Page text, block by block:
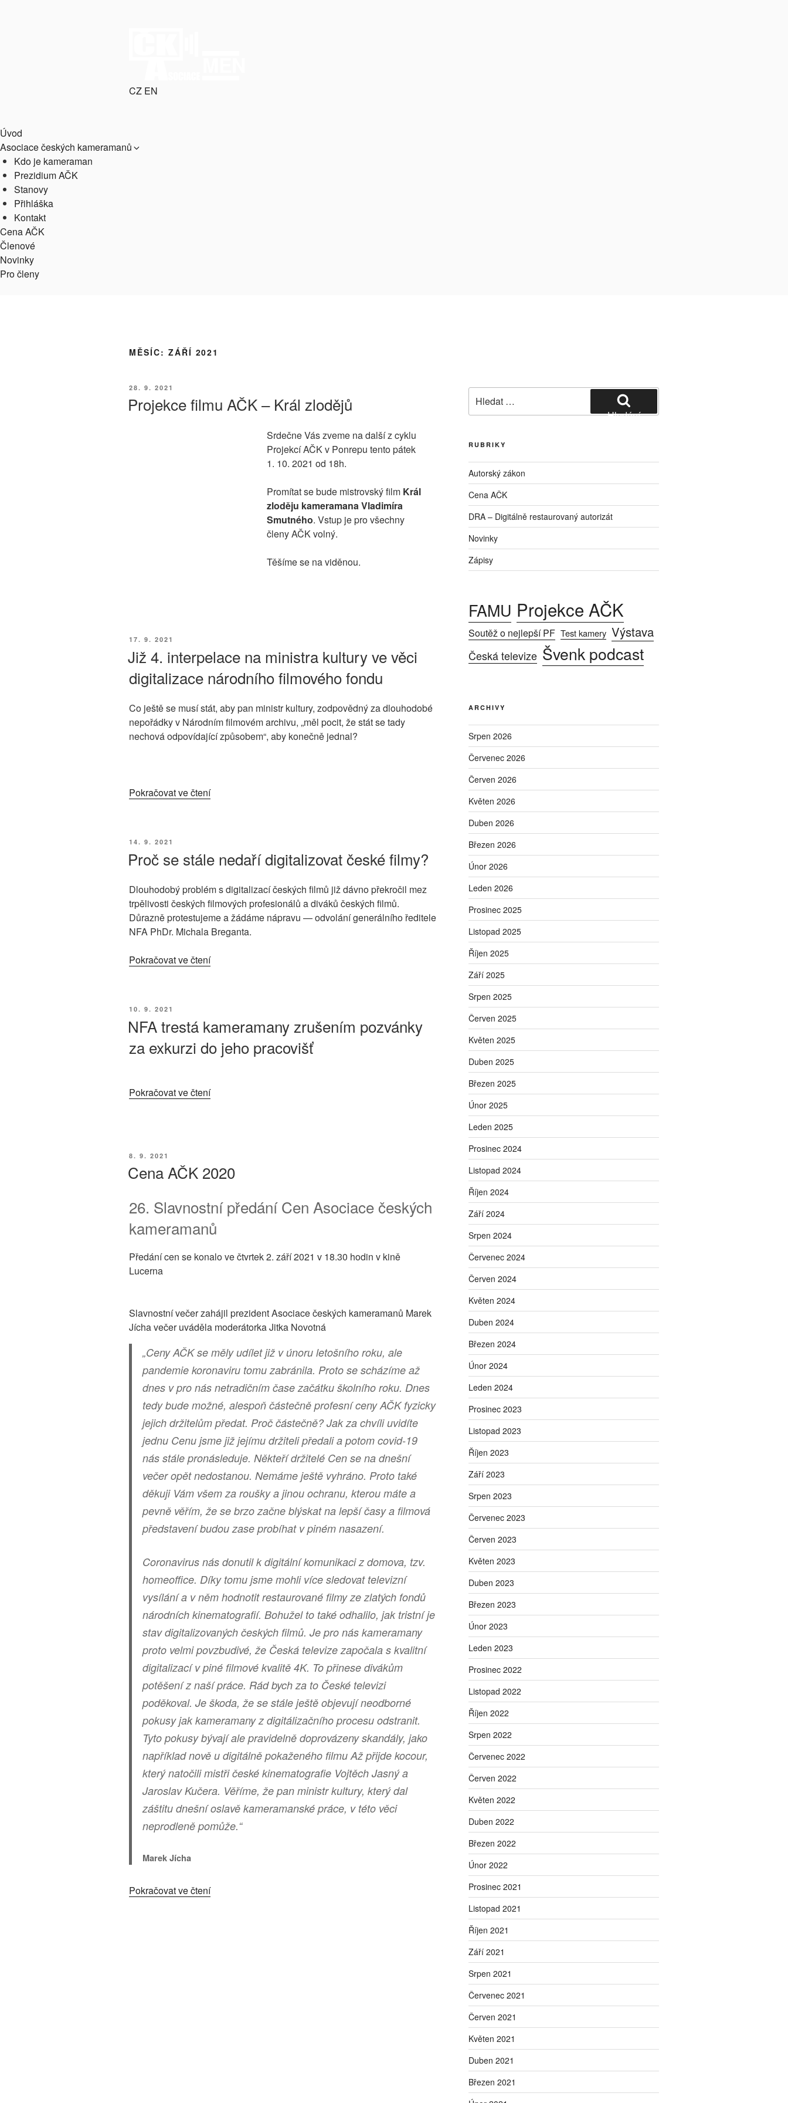
CZ EN
Úvod
Asociace českých kameramanů
Kdo je kameraman
Prezidium AČK
Stanovy
Přihláška
Kontakt
Cena AČK
Členové
Novinky
Pro členy
MĚSÍC: ZÁŘÍ 2021
PUBLIKOVÁNO
28. 9. 2021
Projekce filmu AČK – Král zlodějů
Srdečne Vás zveme na další z cyklu
Projekcí AČK v Ponrepu tento pátek
1. 10. 2021 od 18h.
Promítat se bude mistrovský film Král
zloděju kameramana Vladimíra
Smutného. Vstup je pro všechny
členy AČK volný.
Těšíme se na viděnou.
PUBLIKOVÁNO
17. 9. 2021
Již 4. interpelace na ministra kultury ve věci
digitalizace národního filmového fondu
Co ještě se musí stát, aby pan ministr kultury, zodpovědný za dlouhodobé
nepořádky v Národním filmovém archivu, „měl pocit, že stát se tady
nechová odpovídající způsobem“, aby konečně jednal?
Pokračovat ve čtení„Již
kultury
věci
digitalizace
národního
filmového
PUBLIKOVÁNO
14. 9. 2021
Proč se stále nedaří digitalizovat české filmy?
Dlouhodobý problém s digitalizací českých filmů již dávno překročil mez
trpělivosti českých filmových profesionálů a diváků českých filmů.
Důrazně protestujeme a žádáme nápravu — odvolání generálního ředitele
NFA PhDr. Michala Breganta.
Pokračovat ve čtení„Proč
české
filmy?“
PUBLIKOVÁNO
10. 9. 2021
NFA trestá kameramany zrušením pozvánky
za exkurzi do jeho pracovišť
Pokračovat ve čtení„NFA
exkurzi
jeho
pracovišť“
PUBLIKOVÁNO
8. 9. 2021
Cena AČK 2020
26. Slavnostní předání Cen Asociace českých
kameramanů
Předání cen se konalo ve čtvrtek 2. září 2021 v 18.30 hodin v kině
Lucerna
Slavnostní večer zahájil prezident Asociace českých kameramanů Marek
Jícha večer uváděla moderátorka Jitka Novotná
„Ceny AČK se měly udílet již v únoru letošního roku, ale
pandemie koronaviru tomu zabránila. Proto se scházíme až
dnes v pro nás netradičním čase začátku školního roku. Dnes
tedy bude možné, alespoň částečně profesní ceny AČK fyzicky
jejich držitelům předat. Proč částečně? Jak za chvíli uvidíte
jednu Cenu jsme již jejímu držiteli předali a potom covid-19
nás stále pronásleduje. Někteří držitelé Cen se na dnešní
večer opět nedostanou. Nemáme ještě vyhráno. Proto také
děkuji Vám všem za roušky a jinou ochranu, kterou máte a
pevně věřím, že se brzo začne blýskat na lepší časy a filmová
představení budou zase probíhat v piném nasazení.
Coronavirus nás donutil k digitální komunikaci z domova, tzv.
homeoffice. Díky tomu jsme mohli více sledovat televizní
vysílání a v něm hodnotit restaurované filmy ze zlatých fondů
národních kinematografií. Bohužel to také odhalilo, jak tristní je
stav digitalizovaných českých filmů. Je pro nás kameramany
proto velmi povzbudivé, že Česká televize započala s kvalitní
digitalizací v piné filmové kvalitě 4K. To přinese divákům
potěšení z naší práce. Rád bych za to České televizi
poděkoval. Je škoda, že se stále ještě objevují neodborné
pokusy jak kameramany z digitálizačního procesu odstranit.
Tyto pokusy bývají ale pravidelně doprovázeny skandály, jako
například nově u digitálně pokaženého filmu Až přijde kocour,
který natočili mistři české kinematografie Vojtěch Jasný a
Jaroslav Kučera. Věříme, že pan ministr kultury, který dal
záštitu dnešní oslavě kameramanské práce, v této věci
neprodleně pomůže.“
Marek Jícha
Pokračovat ve čtení„Cena
Hledání
RUBRIKY
Autorský zákon
Cena AČK
DRA – Digitálně restaurovaný autorizát
Novinky
Zápisy
FAMU Projekce AČK
Soutěž o nejlepší PF Test kamery Výstava
Česká televize Švenk podcast
ARCHIVY
Srpen 2026
Červenec 2026
Červen 2026
Květen 2026
Duben 2026
Březen 2026
Únor 2026
Leden 2026
Prosinec 2025
Listopad 2025
Říjen 2025
Září 2025
Srpen 2025
Červen 2025
Květen 2025
Duben 2025
Březen 2025
Únor 2025
Leden 2025
Prosinec 2024
Listopad 2024
Říjen 2024
Září 2024
Srpen 2024
Červenec 2024
Červen 2024
Květen 2024
Duben 2024
Březen 2024
Únor 2024
Leden 2024
Prosinec 2023
Listopad 2023
Říjen 2023
Září 2023
Srpen 2023
Červenec 2023
Červen 2023
Květen 2023
Duben 2023
Březen 2023
Únor 2023
Leden 2023
Prosinec 2022
Listopad 2022
Říjen 2022
Srpen 2022
Červenec 2022
Červen 2022
Květen 2022
Duben 2022
Březen 2022
Únor 2022
Prosinec 2021
Listopad 2021
Říjen 2021
Září 2021
Srpen 2021
Červenec 2021
Červen 2021
Květen 2021
Duben 2021
Březen 2021